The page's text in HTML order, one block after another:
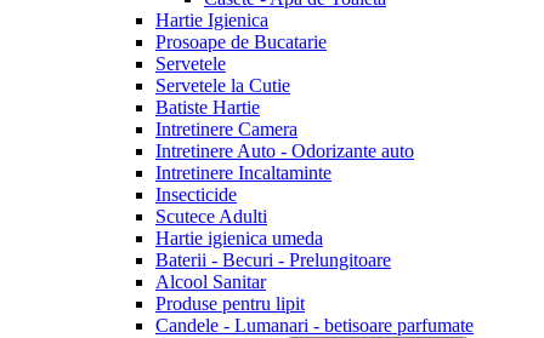
Hartie Igienica
Prosoape de Bucatarie
Servetele
Servetele la Cutie
Batiste Hartie
Intretinere Camera
Intretinere Auto - Odorizante auto
Intretinere Incaltaminte
Insecticide
Scutece Adulti
Hartie igienica umeda
Baterii - Becuri - Prelungitoare
Alcool Sanitar
Produse pentru lipit
Candele - Lumanari - betisoare parfumate